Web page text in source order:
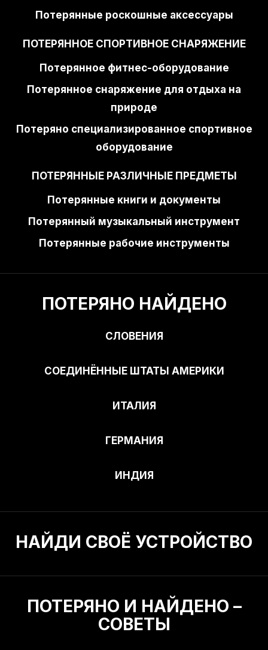
Потерянные роскошные аксессуары
ПОТЕРЯННОЕ СПОРТИВНОЕ СНАРЯЖЕНИЕ
Потерянное фитнес-оборудование
Потерянное снаряжение для отдыха на
природе
Потеряно специализированное спортивное
оборудование
ПОТЕРЯННЫЕ РАЗЛИЧНЫЕ ПРЕДМЕТЫ
Потерянные книги и документы
Потерянный музыкальный инструмент
Потерянные рабочие инструменты
ПОТЕРЯНО НАЙДЕНО
СЛОВЕНИЯ
СОЕДИНЁННЫЕ ШТАТЫ АМЕРИКИ
ИТАЛИЯ
ГЕРМАНИЯ
ИНДИЯ
НАЙДИ СВОЁ УСТРОЙСТВО
ПОТЕРЯНО И НАЙДЕНО –
СОВЕТЫ